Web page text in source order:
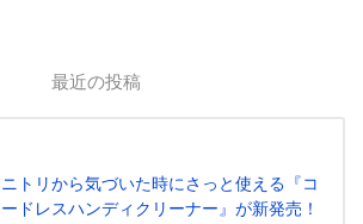
最近の投稿
ニトリから気づいた時にさっと使える『コ
ードレスハンディクリーナー』が新発売！